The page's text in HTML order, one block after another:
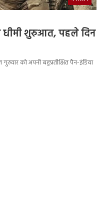
धीमी शुरुआत, पहले दिन
को अपनी बहुप्रतीक्षित पैन-इंडिया